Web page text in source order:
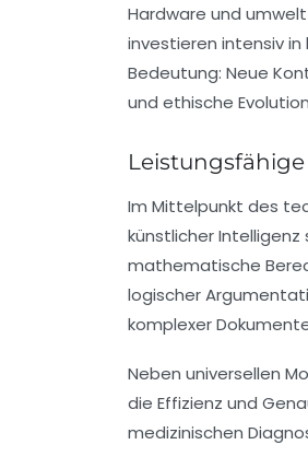
Hardware und
investieren intensiv
Bedeutung: Neue
und ethische
Im Mittelpunkt des
künstlicher
mathematische
logischer
komplexer
Neben universellen
die Effizienz und
medizinischen